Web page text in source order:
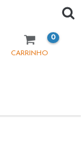
CARRINHO
0